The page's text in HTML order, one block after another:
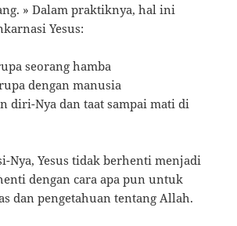
» Dalam praktiknya, hal ini
Yesus:
seorang hamba
dengan manusia
diri-Nya dan taat sampai mati di
Nya, Yesus tidak berhenti menjadi
dengan cara apa pun untuk
dan pengetahuan tentang Allah.